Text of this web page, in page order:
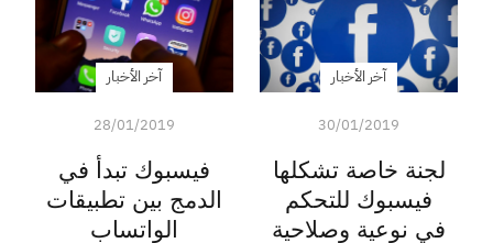
آخر الأخبار
30/01/2019
لجنة خاصة تشكلها
فيسبوك للتحكم
في نوعية وصلاحية
آخر الأخبار
28/01/2019
فيسبوك تبدأ في
الدمج بين تطبيقات
الواتساب